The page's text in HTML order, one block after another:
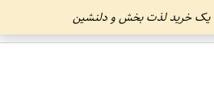
یک خرید لذت بخش و دلنشین